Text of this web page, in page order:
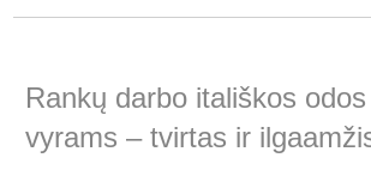
Rankų darbo itališkos
vyrams – tvirtas ir